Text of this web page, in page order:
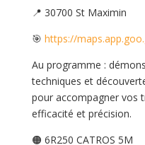
📍 30700 St Maximin
🎯 https://
Au programme :
techniques et
pour accompagner vos
efficacité et précision.
🟠 6R250 CATROS 5M